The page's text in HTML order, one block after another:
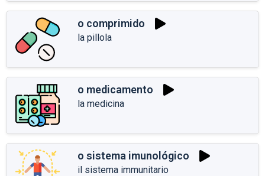
o comprimido
la pillola
o medicamento
la medicina
o sistema imunológico
il sistema immunitario